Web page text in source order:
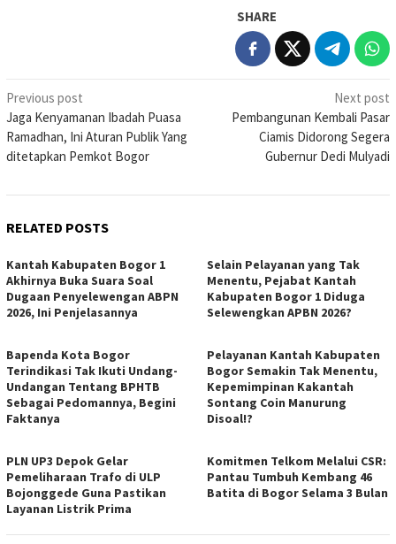
SHARE
Post
navigation
Previous post
Jaga Kenyamanan Ibadah Puasa
Ramadhan, Ini Aturan Publik Yang
ditetapkan Pemkot Bogor
Next post
Pembangunan Kembali Pasar
Ciamis Didorong Segera
Gubernur Dedi Mulyadi
RELATED POSTS
Kantah Kabupaten Bogor 1
Akhirnya Buka Suara Soal
Dugaan Penyelewengan ABPN
2026, Ini Penjelasannya
Selain Pelayanan yang Tak
Menentu, Pejabat Kantah
Kabupaten Bogor 1 Diduga
Selewengkan APBN 2026?
Bapenda Kota Bogor
Terindikasi Tak Ikuti Undang-
Undangan Tentang BPHTB
Sebagai Pedomannya, Begini
Faktanya
Pelayanan Kantah Kabupaten
Bogor Semakin Tak Menentu,
Kepemimpinan Kakantah
Sontang Coin Manurung
Disoal!?
PLN UP3 Depok Gelar
Pemeliharaan Trafo di ULP
Bojonggede Guna Pastikan
Layanan Listrik Prima
Komitmen Telkom Melalui CSR:
Pantau Tumbuh Kembang 46
Batita di Bogor Selama 3 Bulan